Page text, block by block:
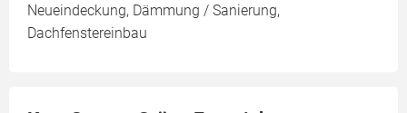
Neueindeckung, Dämmung / Sanierung,
Dachfenstereinbau